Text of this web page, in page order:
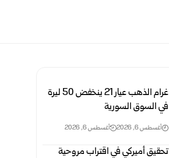
غرام الذهب عيار 21 ينخفض 50 ليرة
في السوق السورية‎
أغسطس 6, 2026 أغسطس 6, 2026
تحقيق أميركي في اقتراب مروحية